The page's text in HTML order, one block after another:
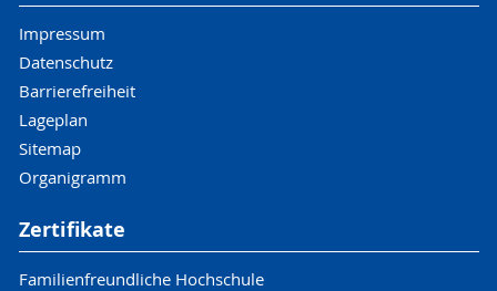
Impressum
Datenschutz
Barrierefreiheit
Lageplan
Sitemap
Organigramm
Zertifikate
Familienfreundliche Hochschule